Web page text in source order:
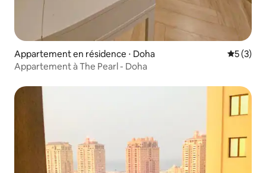
Appartement en résidence ⋅ Doha
5 (3)
Appartement à The Pearl - Doha